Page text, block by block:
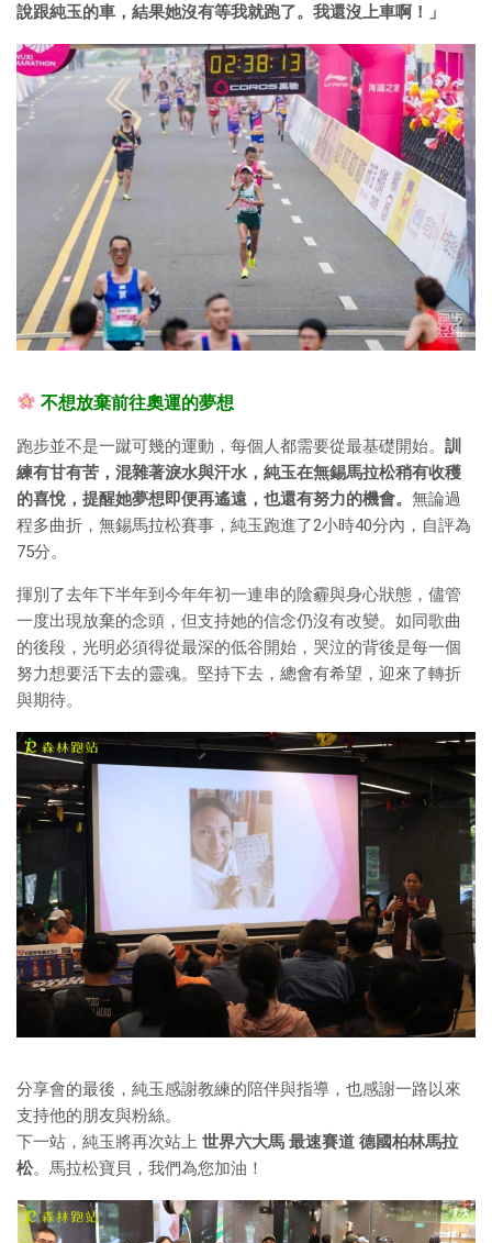
說跟純玉的車，結果她沒有等我就跑了。我還沒上車啊！」
不想放棄前往奧運的夢想
跑步並不是一蹴可幾的運動，每個人都需要從最基礎開始。 訓
練有甘有苦，混雜著淚水與汗水，純玉在無錫馬拉松稍有收穫
的喜悅，提醒她夢想即便再遙遠，也還有努力的機會。 無論過
程多曲折，無錫馬拉松賽事，純玉跑進了2小時40分內，自評為
75分。
揮別了去年下半年到今年年初一連串的陰霾與身心狀態，儘管
一度出現放棄的念頭，但支持她的信念仍沒有改變。如同歌曲
的後段，光明必須得從最深的低谷開始，哭泣的背後是每一個
努力想要活下去的靈魂。堅持下去，總會有希望，迎來了轉折
與期待。
分享會的最後，純玉感謝教練的陪伴與指導，也感謝一路以來
支持他的朋友與粉絲。
下一站，純玉將再次站上 世界六大馬 最速賽道 德國柏林馬拉
松。馬拉松寶貝，我們為您加油！